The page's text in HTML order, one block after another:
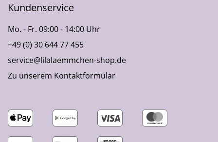
Kundenservice
Mo. - Fr. 09:00 - 14:00 Uhr
+49 (0) 30 644 77 455
service@lilalaemmchen-shop.de
Zu unserem Kontaktformular